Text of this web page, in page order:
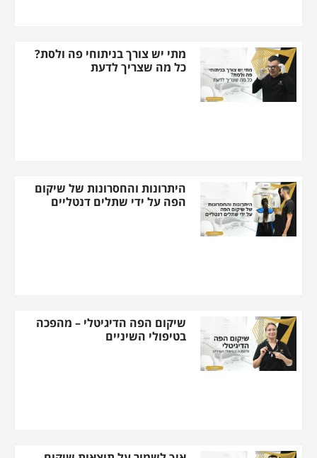
מתי יש צורך בניתוחי פה ולסת?
כל מה שצריך לדעת
היתרונות והחסרונות של שיקום
הפה על ידי שתלים דנטליים
שיקום הפה הדיגיטלי – מהפכה
בטיפולי השיניים